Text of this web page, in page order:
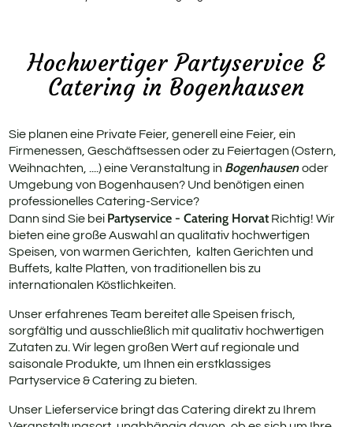
Hochwertiger Partyservice &
Catering in Bogenhausen
Sie planen eine Private Feier, generell eine Feier, ein
Firmenessen, Geschäftsessen oder zu Feiertagen (Ostern,
Weihnachten, ....) eine Veranstaltung in Bogenhausenoder
Umgebung von Bogenhausen? Und benötigen einen
professionelles Catering-Service?
Dann sind Sie bei Partyservice - Catering HorvatRichtig! Wir
bieten eine große Auswahl an qualitativ hochwertigen
Speisen, von warmen Gerichten, kalten Gerichten und
Buffets, kalte Platten, von traditionellen bis zu
internationalen Köstlichkeiten.
Unser erfahrenes Team bereitet alle Speisen frisch,
sorgfältig und ausschließlich mit qualitativ hochwertigen
Zutaten zu. Wir legen großen Wert auf regionale und
saisonale Produkte, um Ihnen ein erstklassiges
Partyservice & Catering zu bieten.
Unser Lieferservice bringt das Catering direkt zu Ihrem